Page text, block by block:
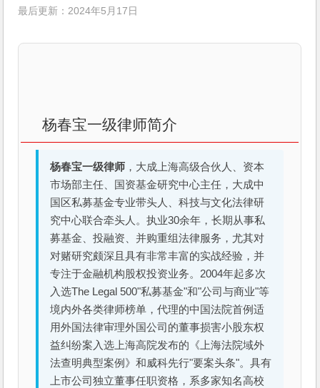
最后更新：2024年5月17日
杨春宝一级律师简介
杨春宝一级律师 ，大成上海高级合伙人、资本
市场部主任、国资基金研究中心主任，大成中
国区私募基金专业带头人、科技与文化法律研
究中心联合牵头人。执业30余年，长期从事私
募基金、投融资、并购重组法律服务，尤其对
对赌研究颇深且具有非常丰富的实战经验，并
专注于金融机构股权投资业务。2004年起多次
入选The Legal 500"私募基金"和"公司与商业"等
境内外各类律师榜单，代理的中国法院首例适
用外国法律审理外国公司的董事损害小股东权
益纠纷案入选上海高院发布的《上海法院域外
法查明典型案例》和威科先行"要案头条"。具有
上市公司独立董事任职资格，系多家知名高校